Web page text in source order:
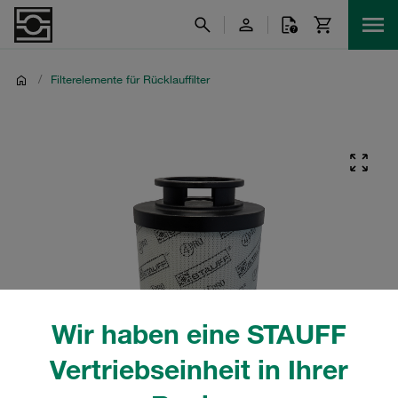
Wir haben eine STAUFF
Vertriebseinheit in Ihrer
/ Filterelemente für Rücklauffilter